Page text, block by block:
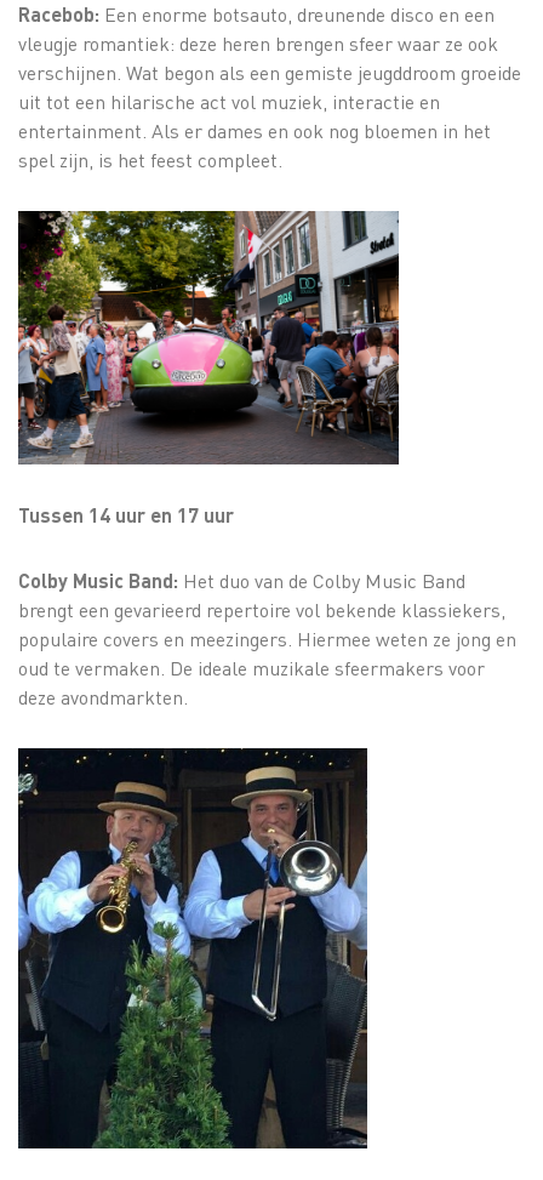
Racebob: Een enorme botsauto, dreunende disco en een
vleugje romantiek: deze heren brengen sfeer waar ze ook
verschijnen. Wat begon als een gemiste jeugddroom groeide
uit tot een hilarische act vol muziek, interactie en
entertainment. Als er dames en ook nog bloemen in het
spel zijn, is het feest compleet.
Tussen 14 uur en 17 uur
Colby Music Band: Het duo van de Colby Music Band
brengt een gevarieerd repertoire vol bekende klassiekers,
populaire covers en meezingers. Hiermee weten ze jong en
oud te vermaken. De ideale muzikale sfeermakers voor
deze avondmarkten.